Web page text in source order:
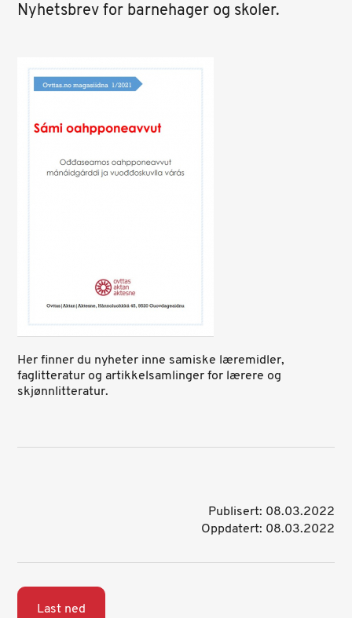
Nyhetsbrev for barnehager og skoler.
Her finner du nyheter inne samiske læremidler,
faglitteratur og artikkelsamlinger for lærere og
skjønnlitteratur.
Publisert: 08.03.2022
Oppdatert: 08.03.2022
Last ned